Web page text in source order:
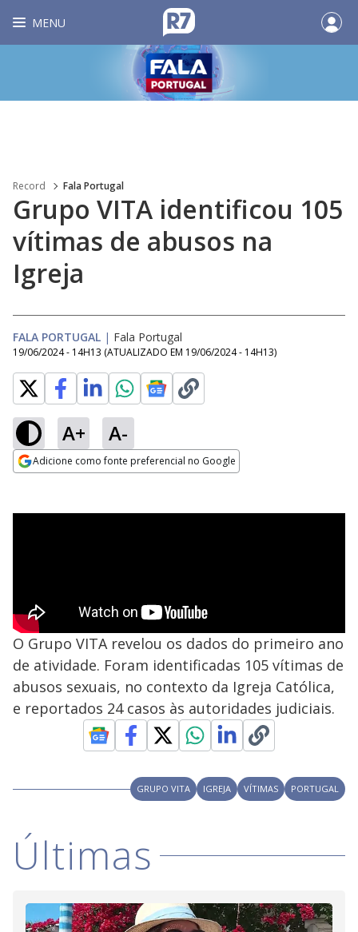
MENU
Record Fala Portugal
Grupo VITA identificou 105
vítimas de abusos na
Igreja
FALA PORTUGAL | Fala Portugal
19/06/2024 - 14H13 (ATUALIZADO EM 19/06/2024 - 14H13)
A+ A-
Adicione como fonte preferencial no Google
O Grupo VITA revelou os dados do primeiro ano
de atividade. Foram identificadas 105 vítimas de
abusos sexuais, no contexto da Igreja Católica,
e reportados 24 casos às autoridades judiciais.
GRUPO VITA IGREJA VÍTIMAS PORTUGAL
Últimas